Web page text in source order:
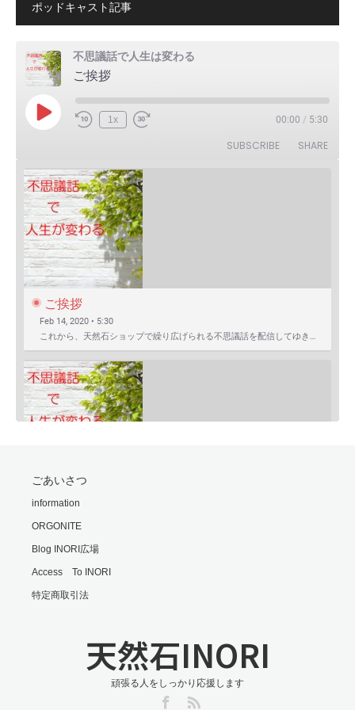
ポッドキャスト記事
不思議話で人生は変わる
ご挨拶
Play
Episode
1x 00:00 / 5:30
SUBSCRIBE SHARE
RSS FEED
SHARE
EMBED
ご挨拶
Feb 14, 2020 • 5:30
これから、天然石ショップで繰り広げられる不思議話を配信してゆきます。 まずは自己紹介を含めたご挨拶か…
モリオンは明智小五郎
ごあいさつ
information
ORGONITE
Blog INORI広場
Access To INORI
特定商取引法
天然石INORI
頑張る人をしっかり応援します